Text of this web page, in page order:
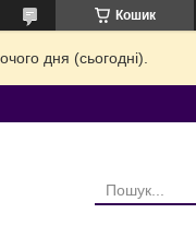
Кошик
дня (сьогодні).